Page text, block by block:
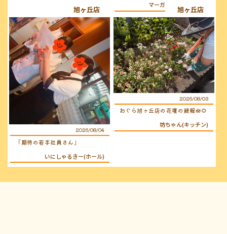
マーガレット(キッチン)
旭ヶ丘店
2026/08/04
「期待の若手社員さん」
いにしゃるきー(ホール)
旭ヶ丘店
2026/08/03
おぐら旭ヶ丘店の花壇の続報🪷🌻
坊ちゃん(キッチン)